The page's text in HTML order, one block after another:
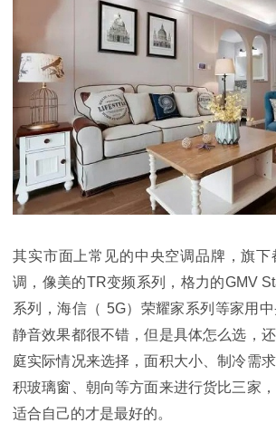
其实市面上常见的中央空调品牌，旗下
调，像美的TR变频系列，格力的GMV
系列，海信（ 5G）荣耀家系列 等家用
静音效果都很不错，但是具体怎么选，
庭实际情况来选择，面积大小、制冷需
积玻璃窗、朝向等方面来进行货比三家
适合自己的才是最好的。